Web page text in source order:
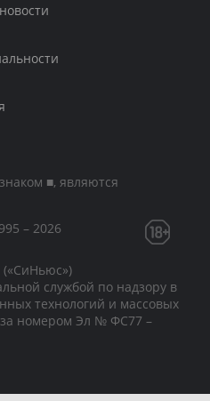
■, являются
– 2026
(«СиНьюс»)
службой по надзору в
технологий и массовых
номером Эл № ФС77 –